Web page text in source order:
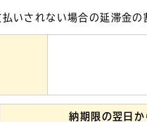
いされない場合の延滞金の
納期限の翌日か